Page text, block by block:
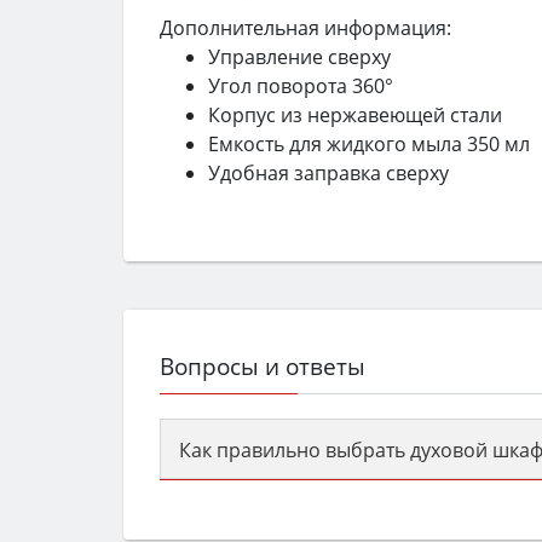
Дополнительная информация:
Управление сверху
Угол поворота 360°
Корпус из нержавеющей стали
Емкость для жидкого мыла 350 мл
Удобная заправка сверху
Вопросы и ответы
Как правильно выбрать духовой
семьи, класс энергопотребления не